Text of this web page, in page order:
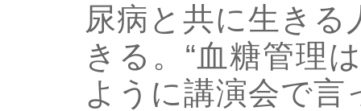
尿病と共に生きる
きる。“血糖管理
ように講演会で言